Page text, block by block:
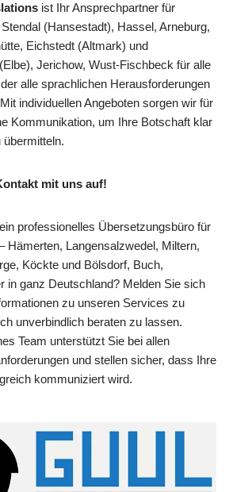
ist Ihr Ansprechpartner für
(Hansestadt), Hassel, Arneburg,
Eichstedt (Altmark) und
Jerichow, Wust-Fischbeck für alle
alle sprachlichen Herausforderungen
individuellen Angeboten sorgen wir für
Kommunikation, um Ihre Botschaft klar
mit uns auf!
professionelles Übersetzungsbüro für
Hämerten, Langensalzwedel, Miltern,
Köckte und Bölsdorf, Buch,
in ganz Deutschland? Melden Sie sich
zu unseren Services zu
unverbindlich beraten zu lassen.
Team unterstützt Sie bei allen
und stellen sicher, dass Ihre
kommuniziert wird.